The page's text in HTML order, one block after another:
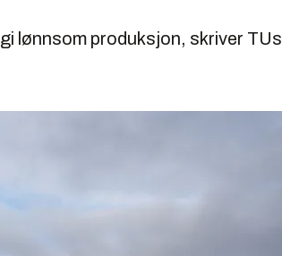
lønnsom produksjon, skriver TUs